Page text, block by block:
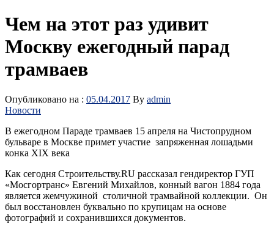
Чем на этот раз удивит
Москву ежегодный парад
трамваев
Опубликовано на : 05.04.2017 By admin
Новости
В ежегодном Параде трамваев 15 апреля на Чистопрудном
бульваре в Москве примет участие запряженная лошадьми
конка XIX века
Как сегодня Строительству.RU рассказал гендиректор ГУП
«Мосгортранс» Евгений Михайлов, конный вагон 1884 года
является жемчужиной столичной трамвайной коллекции. Он
был восстановлен буквально по крупицам на основе
фотографий и сохранившихся документов.